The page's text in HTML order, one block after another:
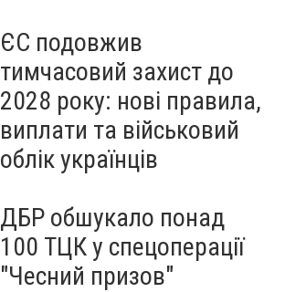
ЄС подовжив
тимчасовий захист до
2028 року: нові правила,
виплати та військовий
облік українців
ДБР обшукало понад
100 ТЦК у спецоперації
"Чесний призов"